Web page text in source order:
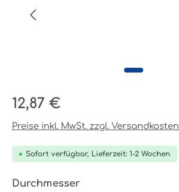
Regulärer Preis:
12,87 €
Preise inkl. MwSt. zzgl. Versandkosten
Sofort verfügbar, Lieferzeit: 1-2 Wochen
Durchmesserauswählen